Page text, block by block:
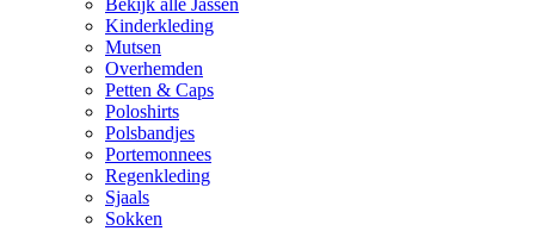
Bekijk alle Jassen
Kinderkleding
Mutsen
Overhemden
Petten & Caps
Poloshirts
Polsbandjes
Portemonnees
Regenkleding
Sjaals
Sokken